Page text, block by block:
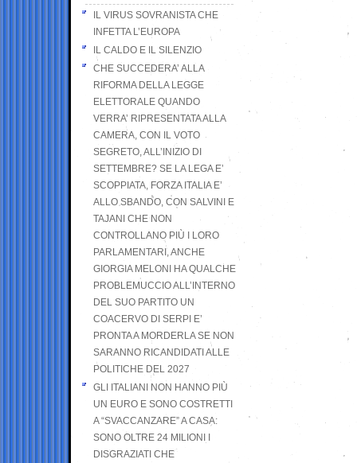
IL VIRUS SOVRANISTA CHE
INFETTA L’EUROPA
IL CALDO E IL SILENZIO
CHE SUCCEDERA’ ALLA
RIFORMA DELLA LEGGE
ELETTORALE QUANDO
VERRA’ RIPRESENTATA ALLA
CAMERA, CON IL VOTO
SEGRETO, ALL’INIZIO DI
SETTEMBRE? SE LA LEGA E’
SCOPPIATA, FORZA ITALIA E’
ALLO SBANDO, CON SALVINI E
TAJANI CHE NON
CONTROLLANO PIÙ I LORO
PARLAMENTARI, ANCHE
GIORGIA MELONI HA QUALCHE
PROBLEMUCCIO ALL’INTERNO
DEL SUO PARTITO UN
COACERVO DI SERPI E’
PRONTA A MORDERLA SE NON
SARANNO RICANDIDATI ALLE
POLITICHE DEL 2027
GLI ITALIANI NON HANNO PIÙ
UN EURO E SONO COSTRETTI
A “SVACCANZARE” A CASA:
SONO OLTRE 24 MILIONI I
DISGRAZIATI CHE